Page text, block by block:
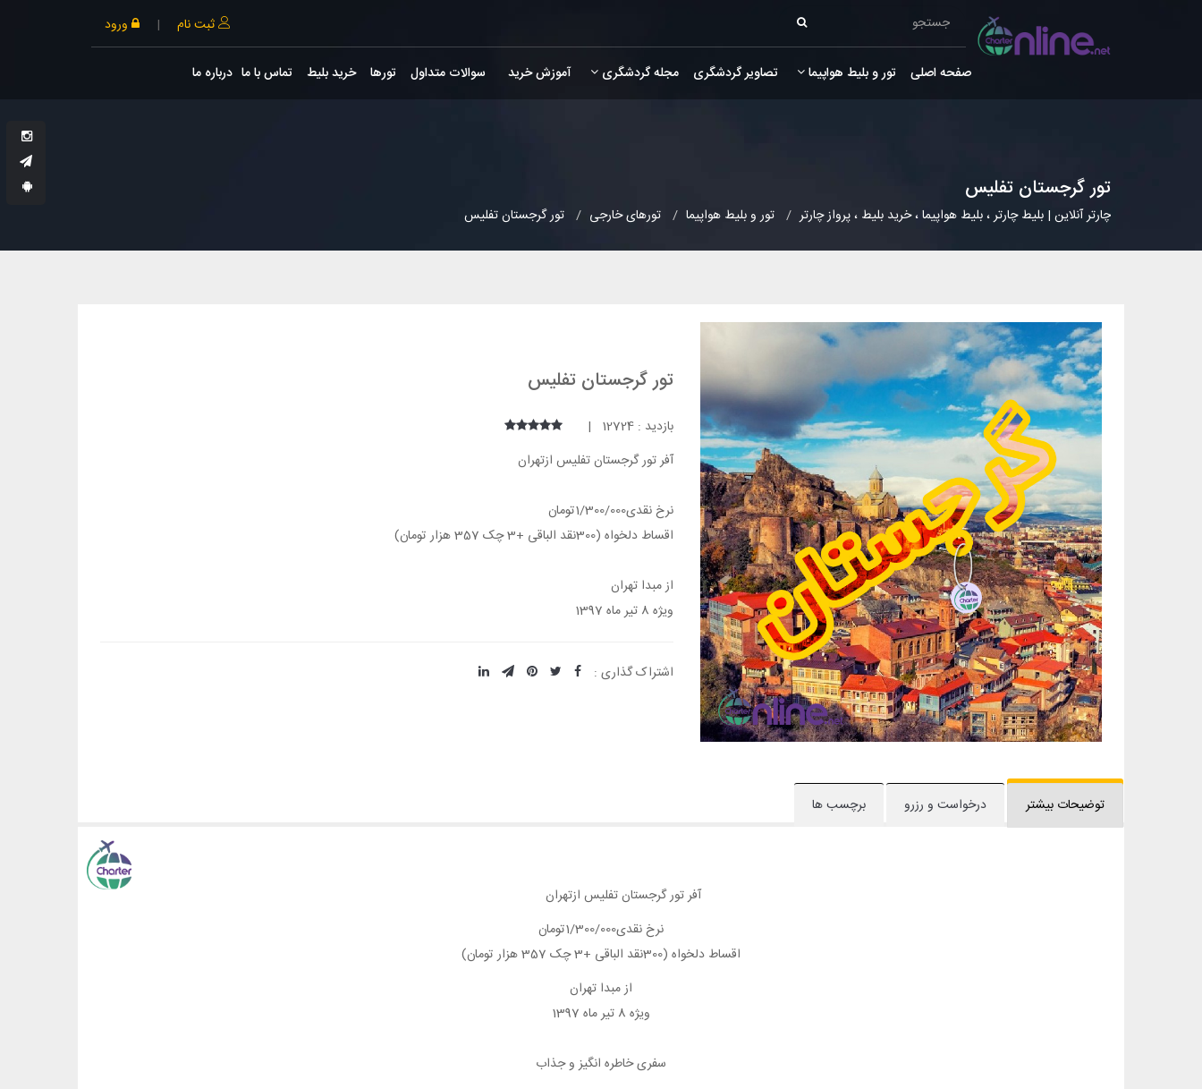
ثبت نام | ورود
صفحه اصلی تور و بلیط هواپیما تصاویر گردشگری مجله گردشگری آموزش خرید سوالات متداول تورها خرید بلیط تماس با ما درباره ما
تور گرجستان تفلیس
چارتر آنلاین | بلیط چارتر ، بلیط هواپیما ، خرید بلیط ، پرواز چارتر تور و بلیط هواپیما تورهای خارجی تور گرجستان تفلیس
تور گرجستان تفلیس
بازدید : 12724 |
آفر تور گرجستان تفلیس ازتهران
نرخ نقدی1/300/000تومان
اقساط دلخواه (300نقد الباقی +3 چک 357 هزار تومان)
از مبدا تهران
ویژه 8 تیر ماه 1397
اشتراک گذاری :
توضیحات بیشتر درخواست و رزرو برچسب ها
آفر تور گرجستان تفلیس ازتهران
نرخ نقدی1/300/000تومان
اقساط دلخواه (300نقد الباقی +3 چک 357 هزار تومان)
از مبدا تهران
ویژه 8 تیر ماه 1397
سفری خاطره انگیز و جذاب